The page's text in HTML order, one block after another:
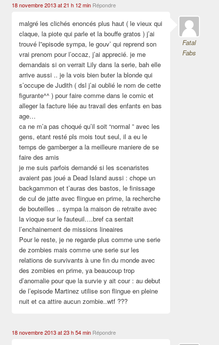
Fatal
Fabs
18 novembre 2013 at 21 h 12 min Répondre
malgré les clichés enoncés plus haut ( le vieux qui
claque, la piote qui parle et la bouffe gratos ) j’ai
trouvé l”episode sympa, le gouv’ qui reprend son
vrai prenom pour l’occaz, j’ai apprecié. je me
demandais si on verrait Lily dans la serie, bah elle
arrive aussi .. je la vois bien buter la blonde qui
s’occupe de Judith ( dsl j’ai oublié le nom de cette
figurante^^ ) pour faire comme dans le comic et
alleger la facture liée au travail des enfants en bas
age…
ca ne m’a pas choqué qu’il soit “normal ” avec les
gens, etant resté pls mois tout seul, il a eu le
temps de gamberger a la meilleure maniere de se
faire des amis
je me suis parfois demandé si les scenaristes
avaient pas joué a Dead Island aussi : chope un
backgammon et t’auras des bastos, le finissage
de cul de jatte avec flingue en prime, la recherche
de bouteilles .. sympa la maison de retraite avec
la vioque sur le fauteuil….bref ca sentait
l’enchainement de missions lineaires
Pour le reste, je ne regarde plus comme une serie
de zombies mais comme une serie sur les
relations de survivants à une fin du monde avec
des zombies en prime, ya beaucoup trop
d’anomalie pour que la survie y ait cour : au debut
de l’episode Martinez utilise son flingue en pleine
nuit et ca attire aucun zombie..wtf ???
18 novembre 2013 at 23 h 54 min Répondre